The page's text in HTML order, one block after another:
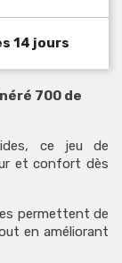
14 jours
700 de
ce jeu de
et confort dès
permettent de
en améliorant